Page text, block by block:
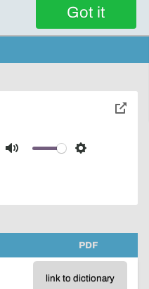
Got it
Mute Settings
toggle
PDF
link to dictionary